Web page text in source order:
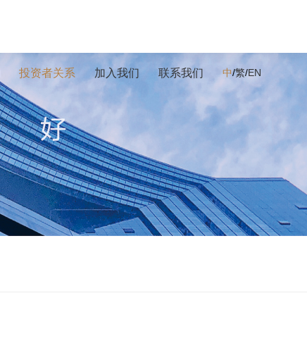
投资者关系 加入我们 联系我们 中/繁/EN